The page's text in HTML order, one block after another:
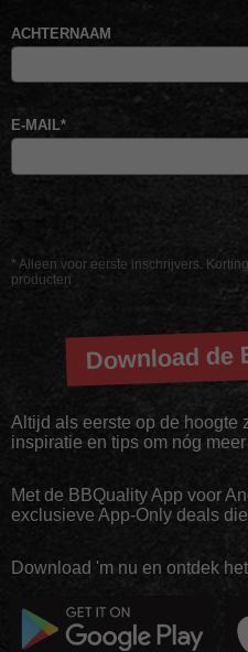
* Alleen voor eerste inschrijvers.
producten
ACHTERNAAM
E-MAIL*
Download de
Altijd als eerste op de hoogte
inspiratie en tips om nóg
Met de BBQuality App voor
exclusieve App-Only deals
Download 'm nu en ontdek